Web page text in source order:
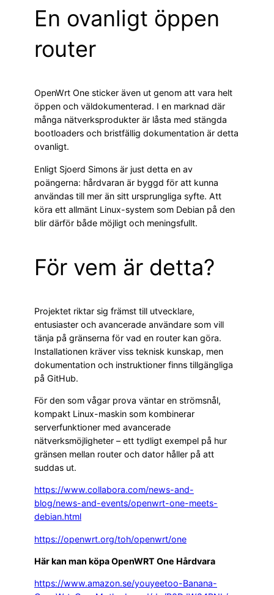
En ovanligt öppen
router
OpenWrt One sticker även ut genom att vara helt
öppen och väldokumenterad. I en marknad där
många nätverksprodukter är låsta med stängda
bootloaders och bristfällig dokumentation är detta
ovanligt.
Enligt Sjoerd Simons är just detta en av
poängerna: hårdvaran är byggd för att kunna
användas till mer än sitt ursprungliga syfte. Att
köra ett allmänt Linux-system som Debian på den
blir därför både möjligt och meningsfullt.
För vem är detta?
Projektet riktar sig främst till utvecklare,
entusiaster och avancerade användare som vill
tänja på gränserna för vad en router kan göra.
Installationen kräver viss teknisk kunskap, men
dokumentation och instruktioner finns tillgängliga
på GitHub.
För den som vågar prova väntar en strömsnål,
kompakt Linux-maskin som kombinerar
serverfunktioner med avancerade
nätverksmöjligheter – ett tydligt exempel på hur
gränsen mellan router och dator håller på att
suddas ut.
https://www.collabora.com/news-and-
blog/news-and-events/openwrt-one-meets-
debian.html
https://openwrt.org/toh/openwrt/one
Här kan man köpa OpenWRT One Hårdvara
https://www.amazon.se/youyeetoo-Banana-